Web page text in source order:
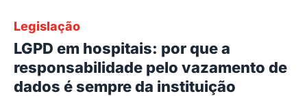
Legislação
LGPD em hospitais: por que a
responsabilidade pelo vazamento de
dados é sempre da instituição